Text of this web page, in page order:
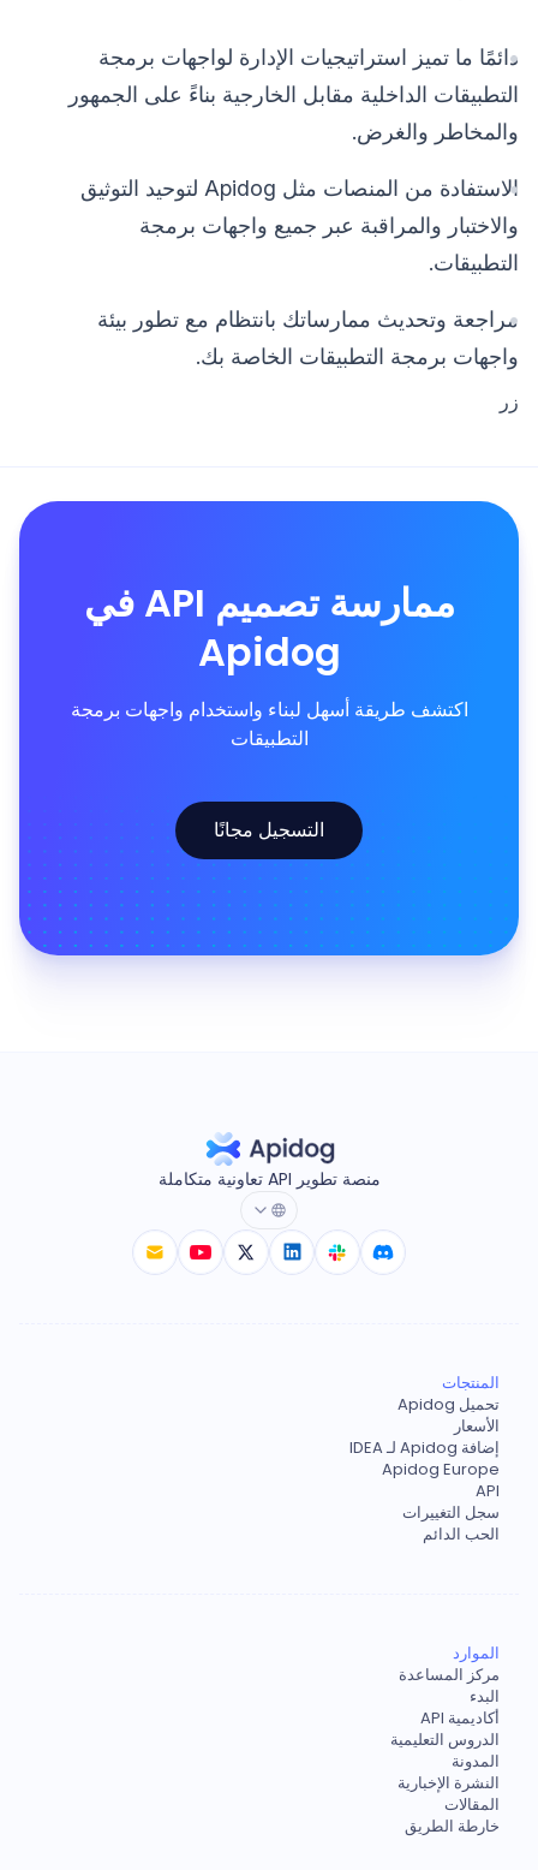
دائمًا ما تميز استراتيجيات الإدارة لواجهات برمجة
التطبيقات الداخلية مقابل الخارجية بناءً على الجمهور
والمخاطر والغرض.
الاستفادة من المنصات مثل Apidog لتوحيد التوثيق
والاختبار والمراقبة عبر جميع واجهات برمجة
التطبيقات.
مراجعة وتحديث ممارساتك بانتظام مع تطور بيئة
واجهات برمجة التطبيقات الخاصة بك.
زر
ممارسة تصميم API في
Apidog
اكتشف طريقة أسهل لبناء واستخدام واجهات برمجة
التطبيقات
التسجيل مجانًا
منصة تطوير API تعاونية متكاملة
المنتجات
تحميل Apidog
الأسعار
إضافة Apidog لـ IDEA
Apidog Europe
API
سجل التغييرات
الحب الدائم
الموارد
مركز المساعدة
البدء
أكاديمية API
الدروس التعليمية
المدونة
النشرة الإخبارية
المقالات
خارطة الطريق